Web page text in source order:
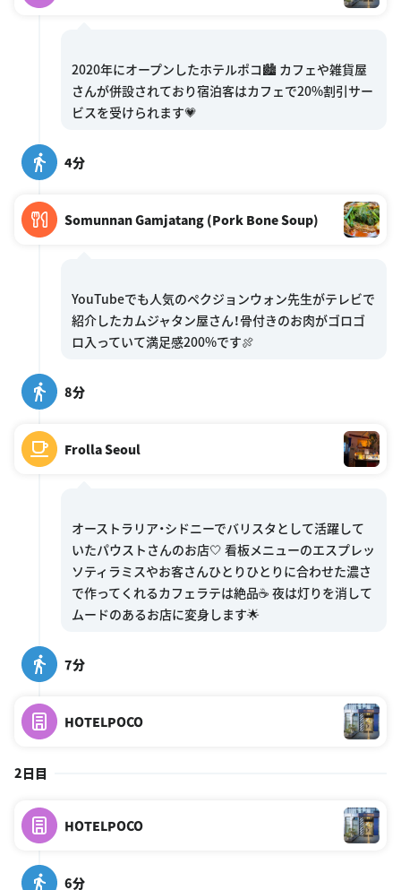
2020年にオープンしたホテルポコ🏙 カフェや雑貨屋
さんが併設されており宿泊客はカフェで20%割引サー
4分
Somunnan Gamjatang (Pork Bone Soup)
YouTubeでも人気のペクジョンウォン先生がテレビで
紹介したカムジャタン屋さん！骨付きのお肉がゴロゴ
8分
Frolla Seoul
オーストラリア・シドニーでバリスタとして活躍して
いたパウストさんのお店🤍 看板メニューのエスプレッ
ソティラミスやお客さんひとりひとりに合わせた濃さ
で作ってくれるカフェラテは絶品☕️ 夜は灯りを消して
7分
HOTELPOCO
2日目
HOTELPOCO
6分